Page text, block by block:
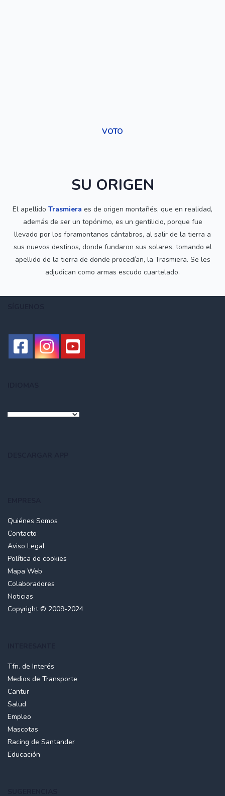
VOTO
SU ORIGEN
El apellido Trasmiera es de origen montañés, que en realidad,
además de ser un topónimo, es un gentilicio, porque fue
llevado por los foramontanos cántabros, al salir de la tierra a
sus nuevos destinos, donde fundaron sus solares, tomando el
apellido de la tierra de donde procedían, la Trasmiera. Se les
adjudican como armas escudo cuartelado.
Quiénes Somos
Contacto
Aviso Legal
Política de cookies
Mapa Web
Colaboradores
Noticias
Copyright © 2009-2024
Tfn. de Interés
Medios de Transporte
Cantur
Salud
Empleo
Mascotas
Racing de Santander
Educación